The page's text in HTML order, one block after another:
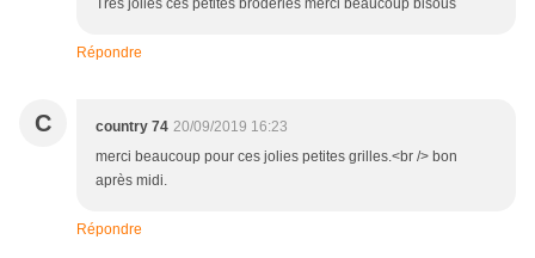
Très jolies ces petites broderies merci beaucoup bisous
Répondre
C country 74 20/09/2019 16:23
merci beaucoup pour ces jolies petites grilles.<br /> bon
après midi.
Répondre